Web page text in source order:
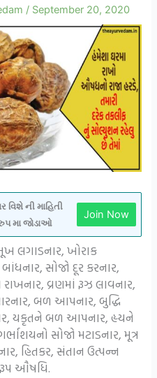
/ September 20, 2020
ની માહિતી
મા જોડાઓ
Join Now
લગાડનાર, ખોરાક
સોજો દૂર કરનાર,
વ્રણમાં રૂઝ લાવનાર,
બળ આપનાર, બુદ્ધિ
યકૃતને બળ આપનાર, હૃયને
સોજો મટાડનાર, મૂત્ર
હિતકર, સંતાન ઉત્પન્ન
ઔષધિ.